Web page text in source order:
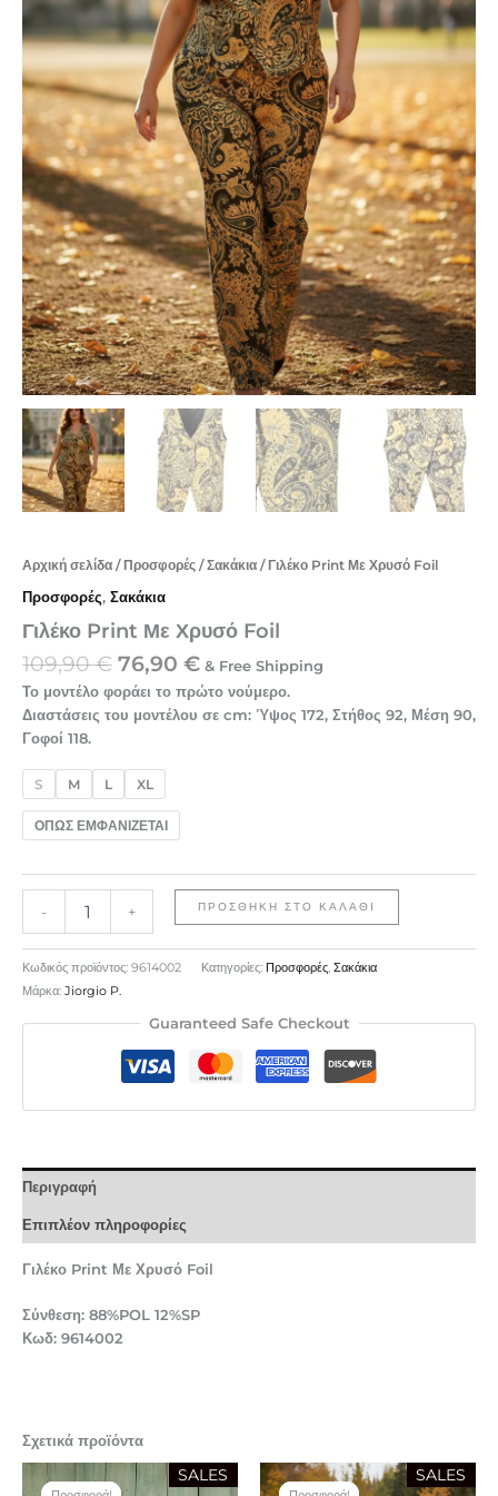
Αρχική σελίδα / Προσφορές /Σακάκια / Γιλέκο Print Με Χρυσό Foil
Προσφορές, Σακάκια
Γιλέκο Print Με Χρυσό Foil
109,90€ 76,90 € & Free Shipping
Το μοντέλο φοράει το πρώτο νούμερο.
Διαστάσεις του μοντέλου σε cm: Ύψος 172, Στήθος 92, Μέση 90,
Γοφοί 118.
S M L XL
ΟΠΩΣ ΕΜΦΑΝΙΖΕΤΑΙ
- + ΠΡΟΣΘΉΚΗ ΣΤΟ ΚΑΛΆΘΙ
Κωδικός προϊόντος: 9614002 Κατηγορίες: Προσφορές Σακάκια
Μάρκα: Jiorgio P.
Guaranteed Safe Checkout
Περιγραφή
Επιπλέον πληροφορίες
Γιλέκο Print Με Χρυσό Foil
Σύνθεση: 88%POL 12%SP
Κωδ: 9614002
Σχετικά προϊόντα
SALES
Original
price
Η
τρέχουσα
SALES
Original
price
Η
τρέχουσα